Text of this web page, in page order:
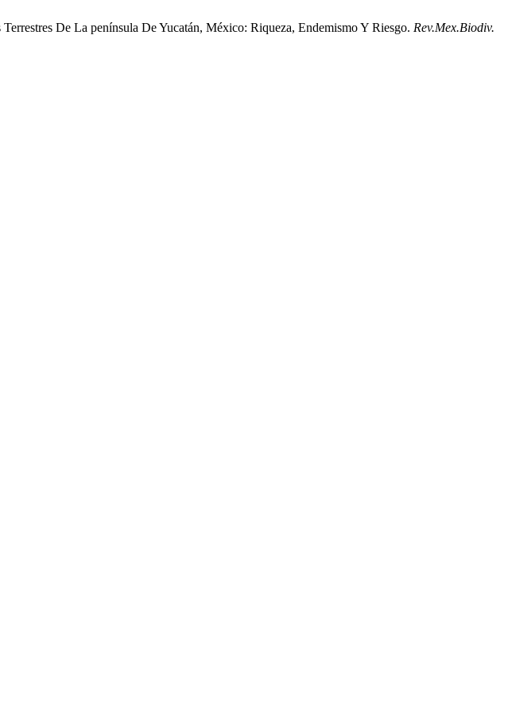
De La península De Yucatán, México: Riqueza, Endemismo Y Riesgo. Rev.Mex.Biodiv.